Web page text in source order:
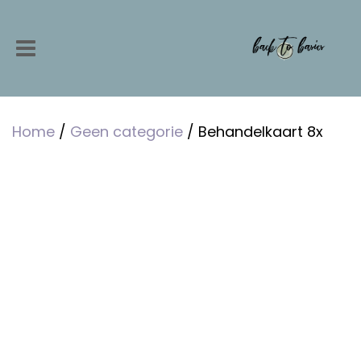
Home / Geen categorie / Behandelkaart 8x